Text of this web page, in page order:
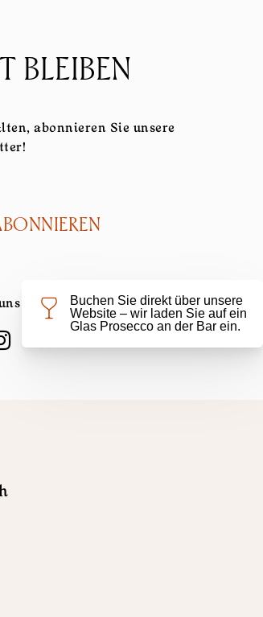
BLEIBEN
abonnieren Sie unsere
auf :